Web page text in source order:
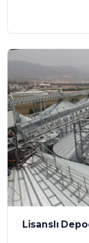
ihracatını da
ülkede, tahıl
Lisanslı